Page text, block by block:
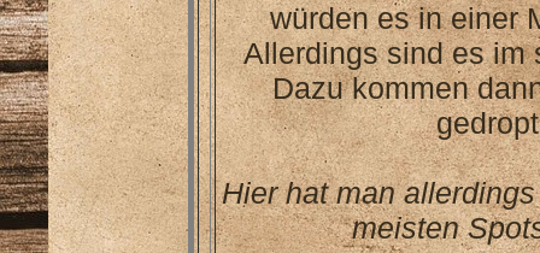
würden es in einer
Allerdings sind es im
Dazu kommen
Hier hat man
meisten